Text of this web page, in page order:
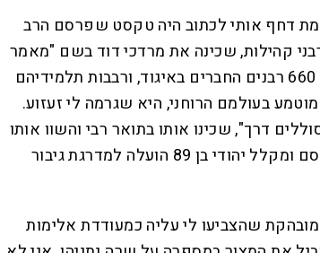
דחף אותי לכתוב היה טקסט שפרסם הרב
קהילות, שכינה את מרדכי דוד בשם "מאמר
הדור של דורנו". המחשבה על 660 רבנים החברים באיגוד, ורבבות תלמידיהם
בעולמם הרוחני, היא שגרמה לי זעזוע.
דרך", שכינו אותו בתואר רבי והשוו אותו
למרדכי היהודי, וכך אדם שחוסם ומקלל יהודי בן 89 הועלה למדרגת גיבור
מובהקת שהצביעו לי עליה כמעודדת אלימות